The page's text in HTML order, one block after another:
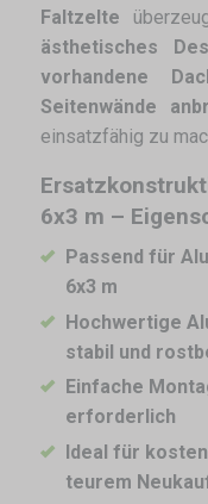
Faltzelte
ästhetisches
vorhandene
Seitenwände
einsatzfähig zu
6x3 m –
Passend für
6x3 m
Hochwertige
stabil und
Einfache
erforderlich
Ideal für
teurem